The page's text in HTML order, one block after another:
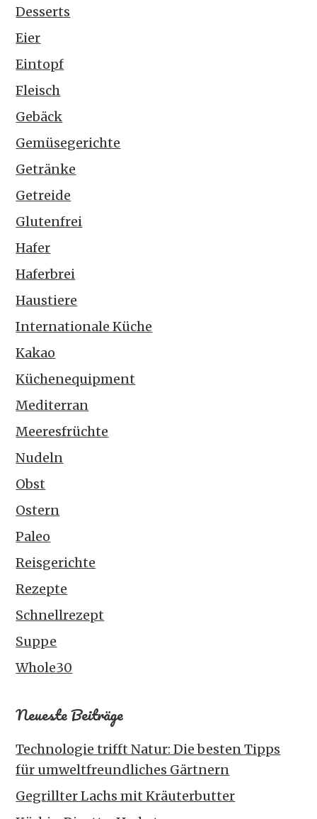
Desserts
Eier
Eintopf
Fleisch
Gebäck
Gemüsegerichte
Getränke
Getreide
Glutenfrei
Hafer
Haferbrei
Haustiere
Internationale Küche
Kakao
Küchenequipment
Mediterran
Meeresfrüchte
Nudeln
Obst
Ostern
Paleo
Reisgerichte
Rezepte
Schnellrezept
Suppe
Whole30
Neueste Beiträge
Technologie trifft Natur: Die besten Tipps
für umweltfreundliches Gärtnern
Gegrillter Lachs mit Kräuterbutter